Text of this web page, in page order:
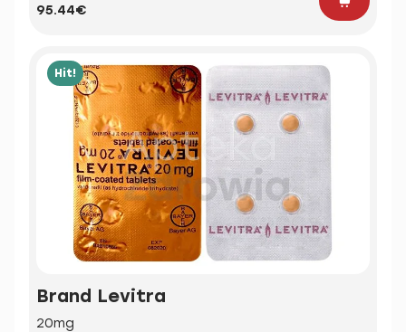
95.44€
Hit!
Brand Levitra
20mg